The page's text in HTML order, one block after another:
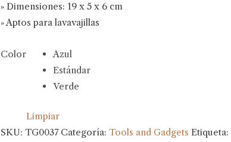
» Dimensiones: 19 x 5 x 6 cm
» Aptos para lavavajillas
Color
Azul
Estándar
Verde
Limpiar
SKU: TG0037 Categoría: Tools and Gadgets Etiqueta: